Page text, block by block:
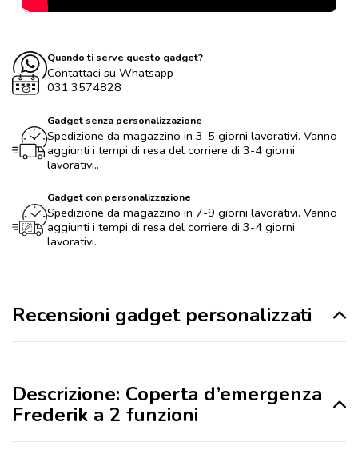
Quando ti serve questo gadget?
Contattaci su Whatsapp
031.3574828
Gadget senza personalizzazione
Spedizione da magazzino in 3-5 giorni lavorativi. Vanno
aggiunti i tempi di resa del corriere di 3-4 giorni
lavorativi..
Gadget con personalizzazione
Spedizione da magazzino in 7-9 giorni lavorativi. Vanno
aggiunti i tempi di resa del corriere di 3-4 giorni
lavorativi.
Recensioni gadget personalizzati
Descrizione: Coperta d’emergenza
Frederik a 2 funzioni